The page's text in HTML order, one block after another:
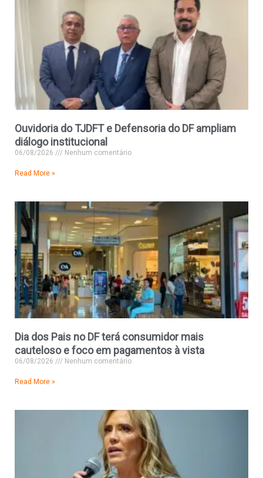
Ouvidoria do TJDFT e Defensoria do DF ampliam
diálogo institucional
06/08/2026 Nenhum comentário
Read More »
Dia dos Pais no DF terá consumidor mais
cauteloso e foco em pagamentos à vista
06/08/2026 Nenhum comentário
Read More »